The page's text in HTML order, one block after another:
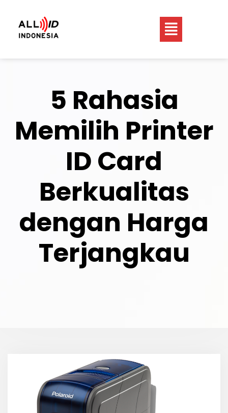
5 Rahasia
Memilih Printer
ID Card
Berkualitas
dengan Harga
Terjangkau